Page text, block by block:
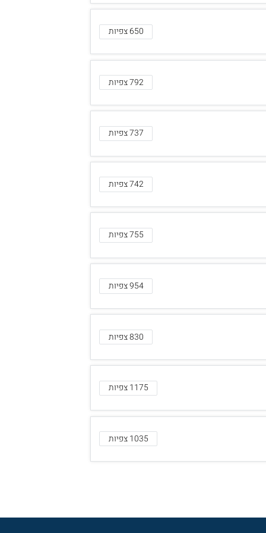
650 צפיות
792 צפיות
737 צפיות
742 צפיות
755 צפיות
954 צפיות
830 צפיות
1175 צפיות
1035 צפיות